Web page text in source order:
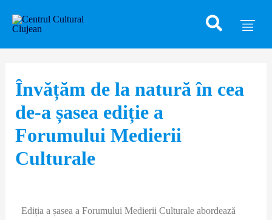
Învățăm de la natură în cea
de-a șasea ediție a
Forumului Medierii
Culturale
Ediția a șasea a Forumului Medierii Culturale abordează
navigation